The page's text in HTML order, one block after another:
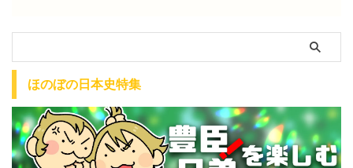
ほのぼの日本史特集